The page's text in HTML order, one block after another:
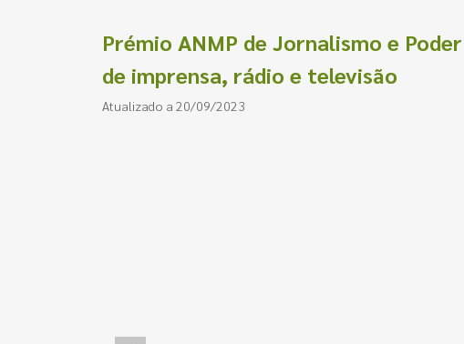
Prémio ANMP de Jornalismo e
de imprensa, rádio e televisão
Atualizado a 20/09/2023